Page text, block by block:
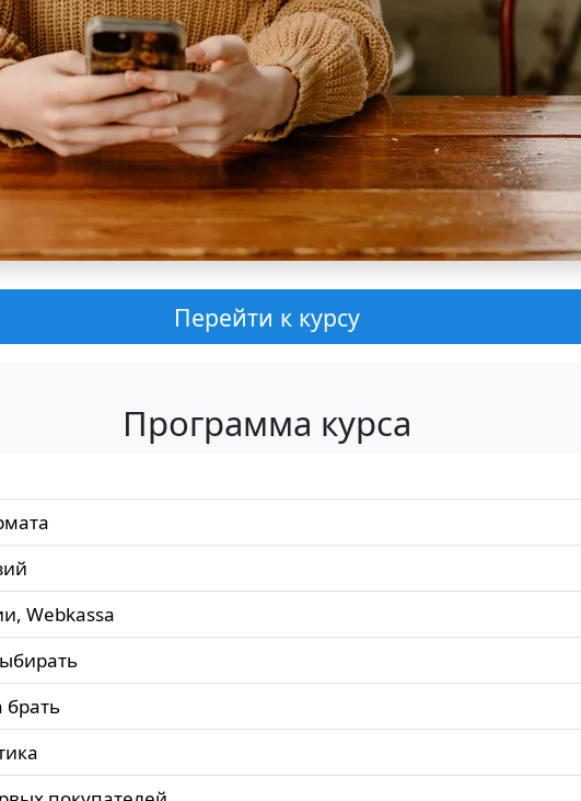
Перейти к курсу
Программа курса
Webkassa
брать